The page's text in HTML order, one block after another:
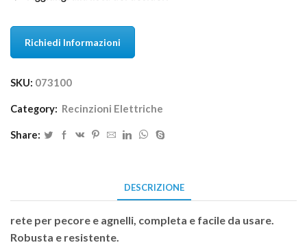
Richiedi Informazioni
SKU: 073100
Category: Recinzioni Elettriche
Share:
DESCRIZIONE
rete per pecore e agnelli, completa e facile da usare.
Robusta e resistente.